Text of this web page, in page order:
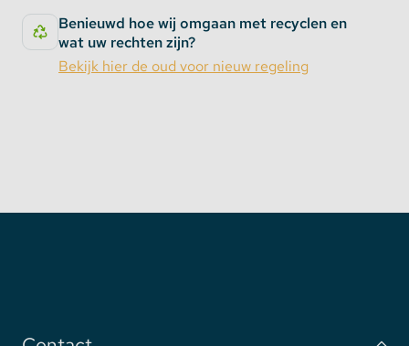
Benieuwd hoe wij omgaan met recyclen en
wat uw rechten zijn?
Bekijk hier de oud voor nieuw regeling